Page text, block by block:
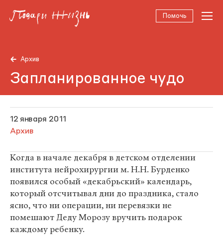
Помочь
Архив
Запланированное чудо
12 января 2011
Архив
Когда в начале декабря в детском отделении
института нейрохирургии м. Н.Н. Бурденко
появился особый «декабрьский» календарь,
который отсчитывал дни до праздника, стало
ясно, что ни операции, ни перевязки не
помешают Деду Морозу вручить подарок
каждому ребенку.